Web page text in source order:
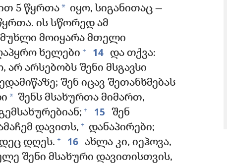
5 წყრთა* იყო, სიგანითაც —
ის სწორედ ამ
მუხლი მოიყარა მთელი
ხელები + 14 და თქვა:
არსებობს შენი მსგავსი
შენ იცავ შეთანხმებას
* შენს მსახურთა მიმართ,
+ 15
შენ
დავითს, + დანაპირები;
დღეს. + 16 ახლა კი, იეჰოვა,
შენი მსახური დავითისთვის,